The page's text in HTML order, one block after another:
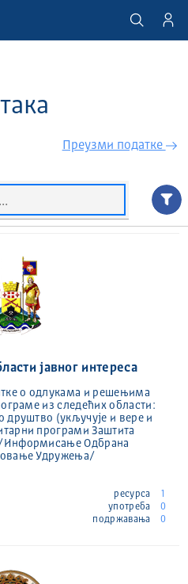
Преузми податкe
јавног интереса
о одлукама и решењима
из следећих области:
друштво (укључује и вере и
програми Заштита
Информисање Одбрана
Удружења/
ресурса
1
употреба
0
подржавања
0